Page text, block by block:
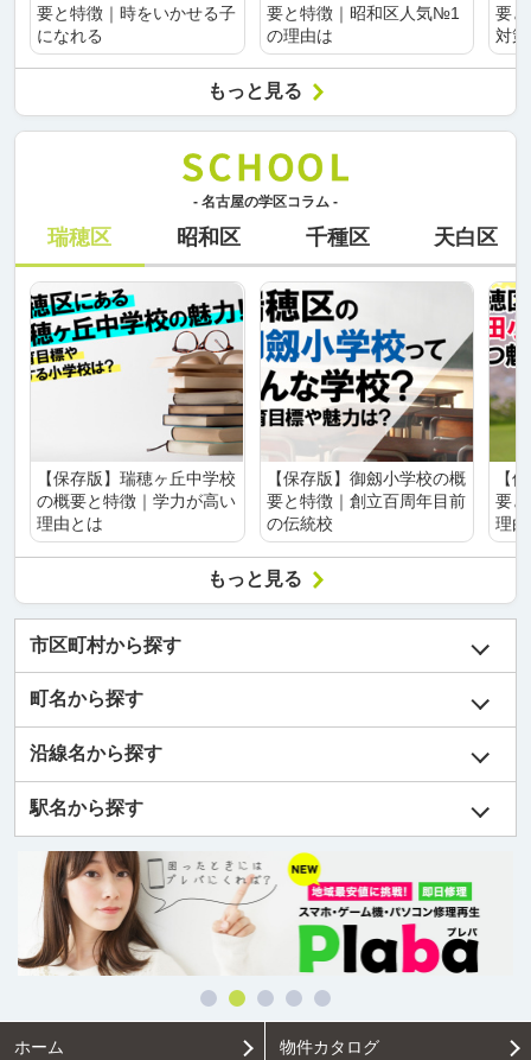
要と特徴｜時をいかせる子
になれる
要と特徴｜昭和区人気№1
の理由は
要
対
もっと見る
- 名古屋の学区コラム -
瑞穂区 昭和区 千種区 天白区
【保存版】瑞穂ヶ丘中学校
の概要と特徴｜学力が高い
理由とは
【保存版】御劔小学校の概
要と特徴｜創立百周年目前
の伝統校
【
要
理
もっと見る
市区町村から探す
町名から探す
沿線名から探す
駅名から探す
ホーム 物件カタログ